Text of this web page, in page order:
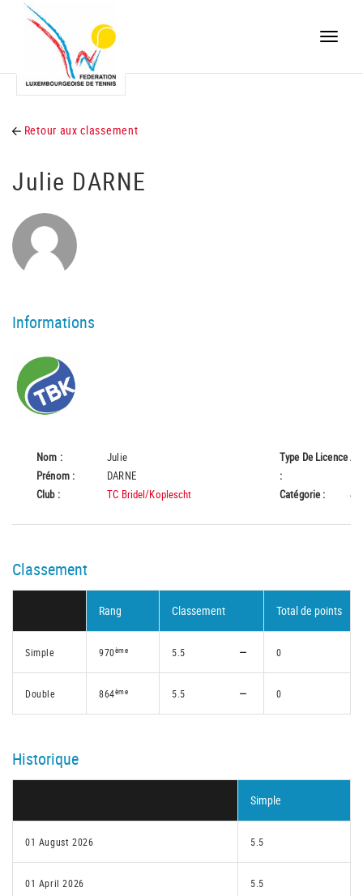
Toggle
Retour aux classement
Julie DARNE
Informations
Nom :
Julie
Prénom :
DARNE
Club :
TC Bridel/Koplescht
Type De Licence
:
A
Catégorie :
Classement
Rang Classement Total de points
Simple 970ème 5.5 0
Double 864ème 5.5 0
Historique
Simple
01 August 2026 5.5
01 April 2026 5.5